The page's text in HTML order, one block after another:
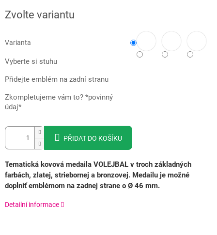
cena:
Zvolte variantu
Varianta
Vyberte si stuhu
Přidejte emblém na zadní stranu
Zkompletujeme vám to? *povinný
údaj*
PŘIDAT DO KOŠÍKU
Tematická kovová medaila VOLEJBAL v troch základných
farbách, zlatej, striebornej a bronzovej. Medailu je možné
doplniť emblémom na zadnej strane o Ø 46 mm.
Detailní informace